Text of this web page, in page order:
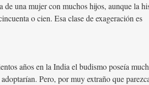
una mujer con muchos hijos, aunque la
o cien. Esa clase de exageración es
años en la India el budismo poseía
Pero, por muy extraño que